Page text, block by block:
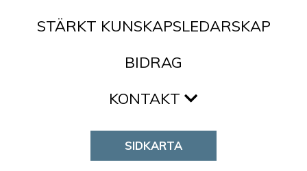
STÄRKT KUNSKAPSLEDARSKAP
BIDRAG
KONTAKT
SIDKARTA